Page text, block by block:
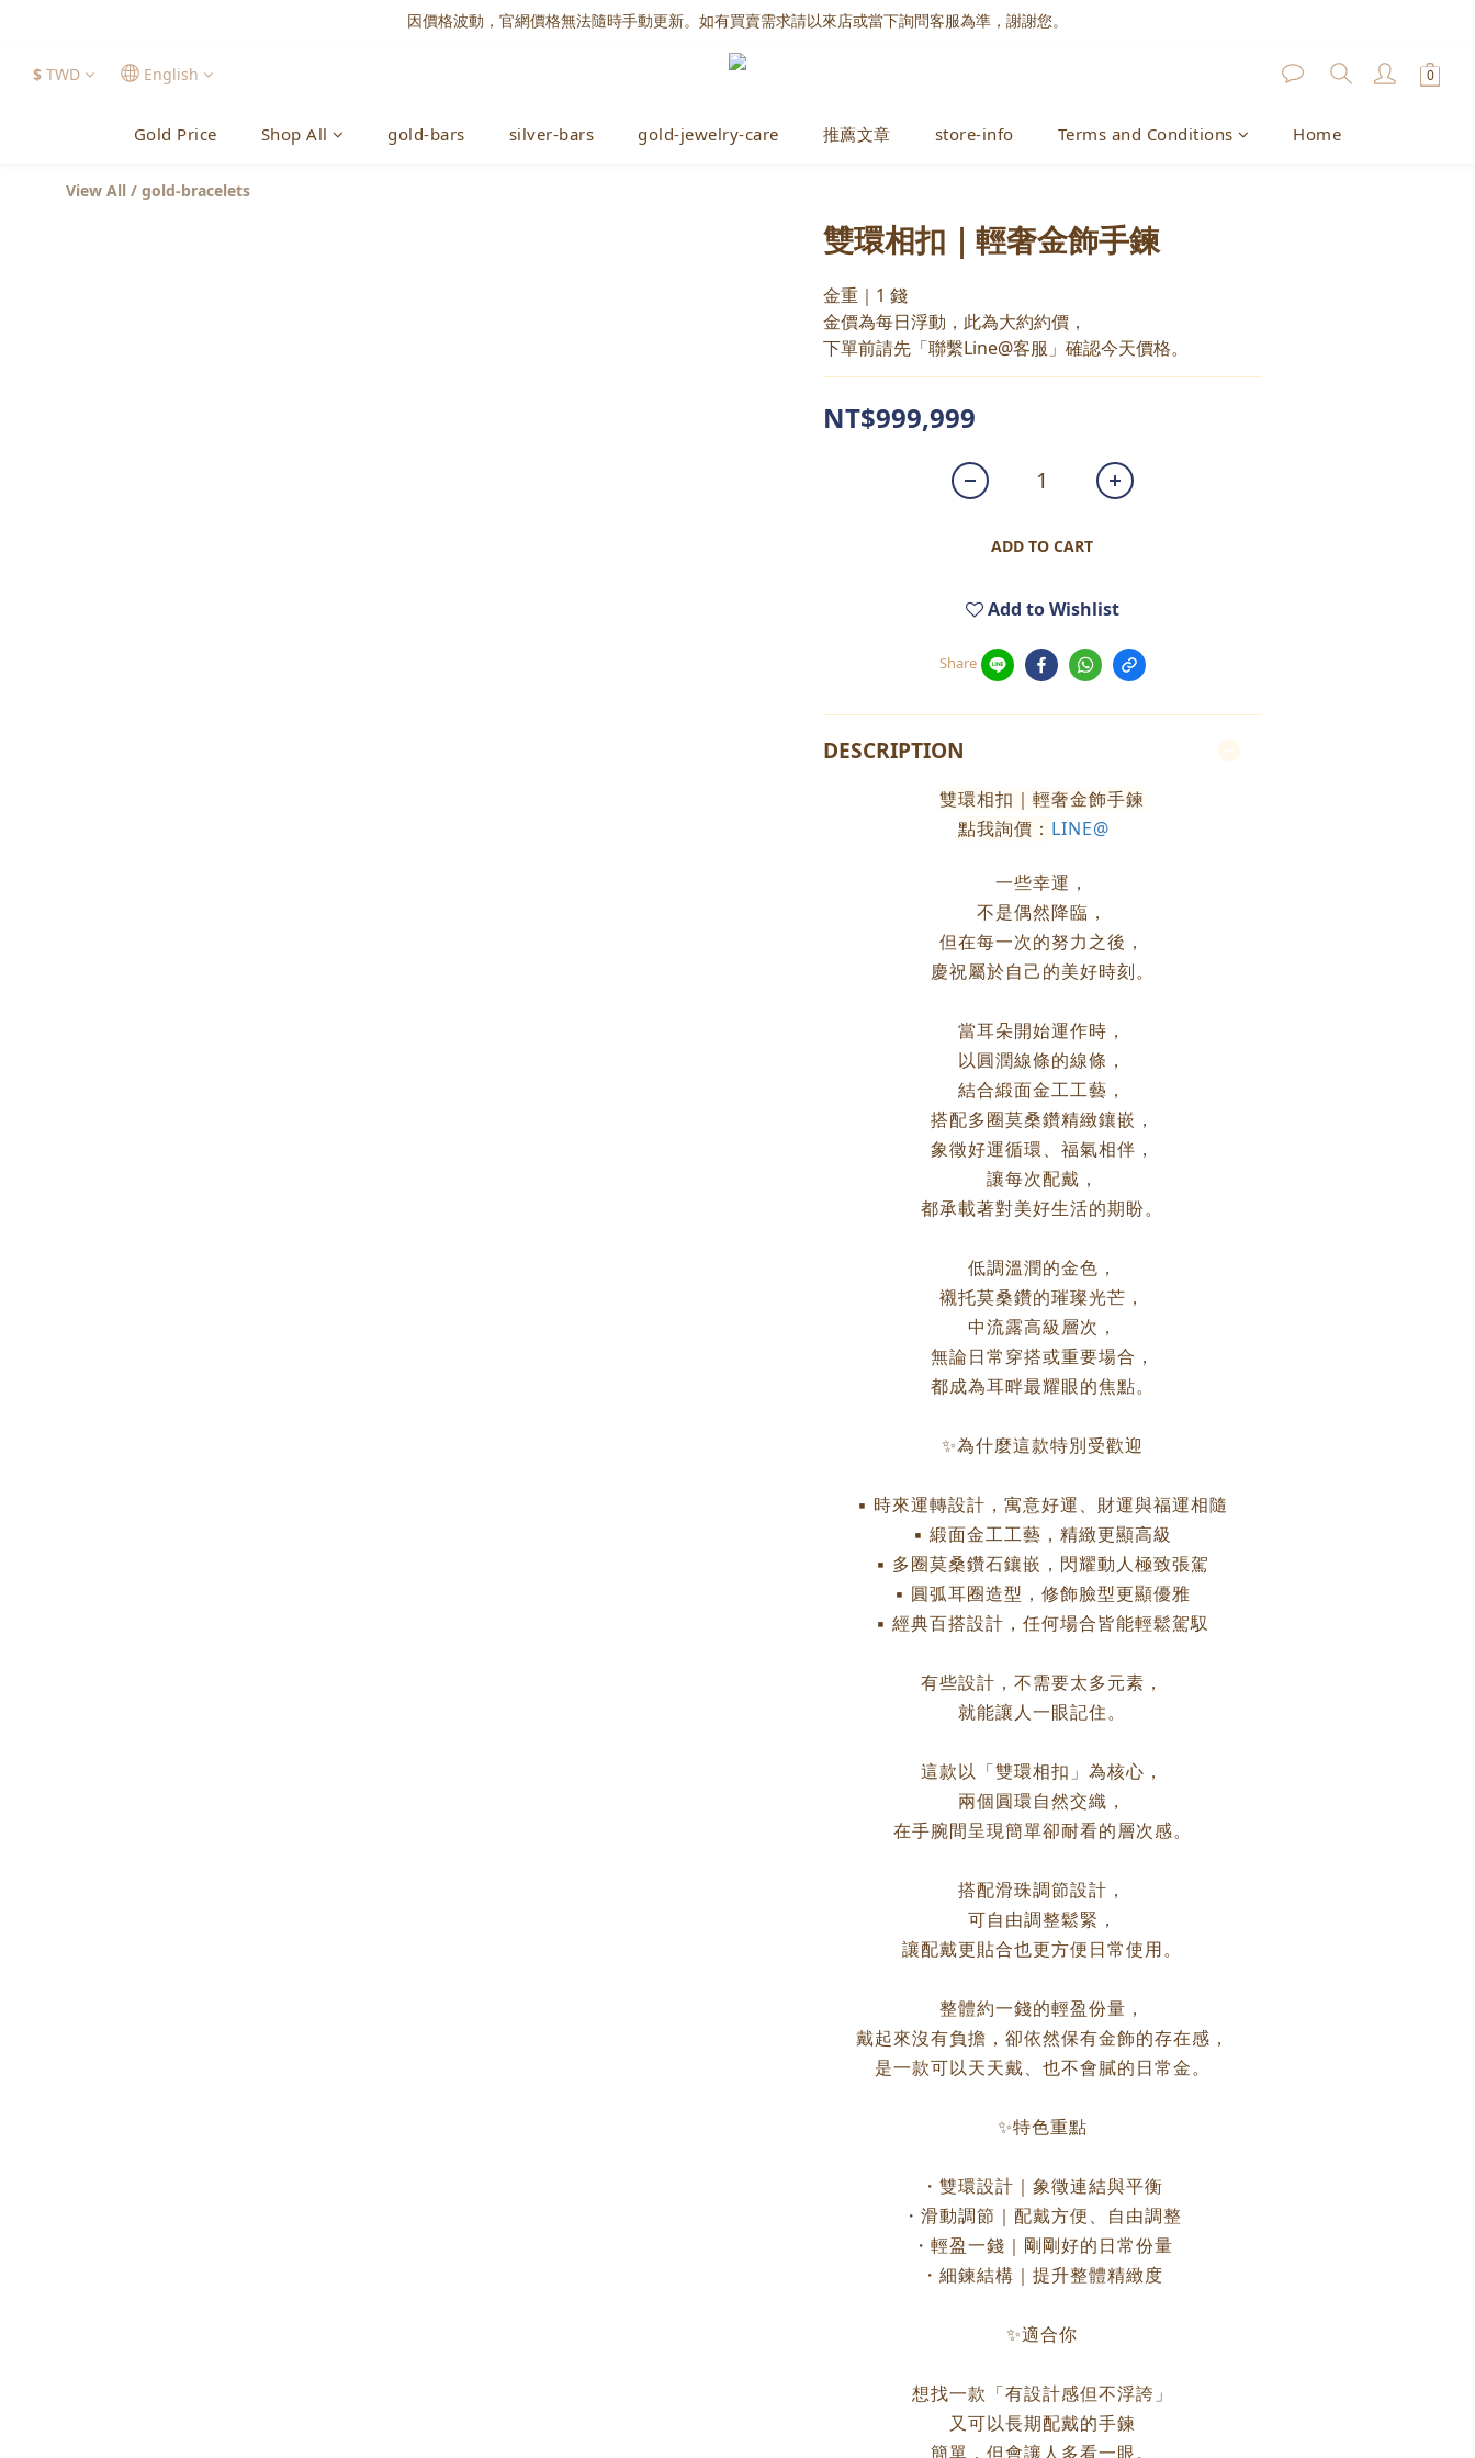
因價格波動，官網價格無法隨時手動更新。如有買賣需求請以來店或當下詢問客服為準，謝謝您。
$ TWD English
Gold Price Shop All gold-bars silver-bars gold-jewelry-care 推薦文章 store-info Terms and Conditions Home
View All / gold-bracelets
雙環相扣｜輕奢金飾手鍊
金重｜1 錢
金價為每日浮動，此為大約約價，
下單前請先「聯繫Line@客服」確認今天價格。
NT$999,999
ADD TO CART
Add to Wishlist
Share
DESCRIPTION
雙環相扣｜輕奢金飾手鍊
點我詢價： LINE@
一些幸運，
不是偶然降臨，
但在每一次的努力之後，
慶祝屬於自己的美好時刻。
當耳朵開始運作時，
以圓潤線條的線條，
結合緞面金工工藝，
搭配多圈莫桑鑽精緻鑲嵌，
象徵好運循環、福氣相伴，
讓每次配戴，
都承載著對美好生活的期盼。
低調溫潤的金色，
襯托莫桑鑽的璀璨光芒，
中流露高級層次，
無論日常穿搭或重要場合，
都成為耳畔最耀眼的焦點。
✨為什麼這款特別受歡迎
▪ 時來運轉設計，寓意好運、財運與福運相隨
▪ 緞面金工工藝，精緻更顯高級
▪ 多圈莫桑鑽石鑲嵌，閃耀動人極致張駕
▪ 圓弧耳圈造型，修飾臉型更顯優雅
▪ 經典百搭設計，任何場合皆能輕鬆駕馭
有些設計，不需要太多元素，
就能讓人一眼記住。
這款以「雙環相扣」為核心，
兩個圓環自然交織，
在手腕間呈現簡單卻耐看的層次感。
搭配滑珠調節設計，
可自由調整鬆緊，
讓配戴更貼合也更方便日常使用。
整體約一錢的輕盈份量，
戴起來沒有負擔，卻依然保有金飾的存在感，
是一款可以天天戴、也不會膩的日常金。
✨特色重點
・雙環設計｜象徵連結與平衡
・滑動調節｜配戴方便、自由調整
・輕盈一錢｜剛剛好的日常份量
・細鍊結構｜提升整體精緻度
✨適合你
想找一款「有設計感但不浮誇」
又可以長期配戴的手鍊
簡單，但會讓人多看一眼。